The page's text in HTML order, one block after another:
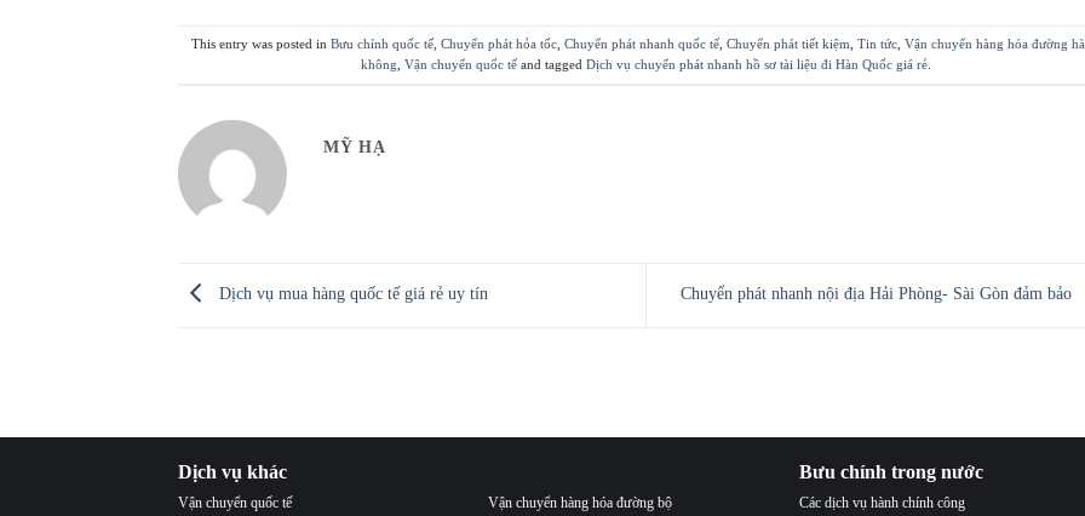
This entry was posted inBưu chính quốc tế ,Chuyển phát hỏa tốc ,Chuyển phát nhanh quốc tế ,Chuyển phát tiết kiệm ,Tin tức ,Vận chuyển hàng hóa đường
không Vận chuyển quốc tếand tagged Dịch vụ chuyển phát nhanh hồ sơ tài liệu đi Hàn Quốc giá rẻ.
MỸ HẠ
Dịch vụ mua hàng quốc tế giá rẻ uy tín Chuyển phát nhanh nội địa Hải Phòng- Sài Gòn đảm bảo
Dịch vụ khác
Vận chuyển quốc tế Vận chuyển hàng hóa đường bộ
Bưu chính trong nước
Các dịch vụ hành chính công